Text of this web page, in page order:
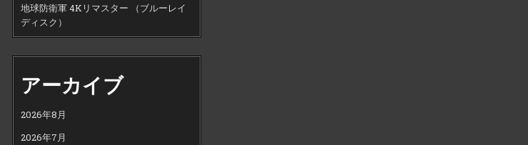
地球防衛軍 4Kリマスター （ブルーレイ
ディスク）
アーカイブ
2026年8月
2026年7月